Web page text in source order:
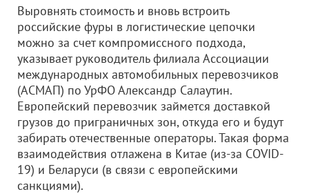
Выровнять стоимость и вновь встроить
российские фуры в логистические цепочки
можно за счет компромиссного подхода,
указывает руководитель филиала Ассоциации
международных автомобильных перевозчиков
(АСМАП) по УрФО Александр Салаутин.
Европейский перевозчик займется доставкой
грузов до приграничных зон, откуда его и будут
забирать отечественные операторы. Такая форма
взаимодействия отлажена в Китае (из-за COVID-
19) и Беларуси (в связи с европейскими
санкциями).